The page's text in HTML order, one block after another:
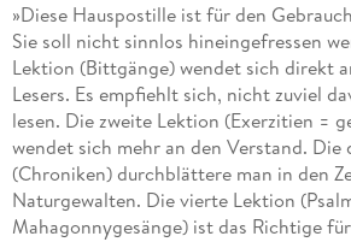
»Diese Hauspostille ist für den
Sie soll nicht sinnlos hineingefressen
Lektion (Bittgänge) wendet sich direkt
Lesers. Es empfiehlt sich, nicht zuviel
lesen. Die zweite Lektion (Exerzitien =
wendet sich mehr an den Verstand.
(Chroniken) durchblättere man in den
Naturgewalten. Die vierte Lektion
Mahagonnygesänge) ist das Richtige